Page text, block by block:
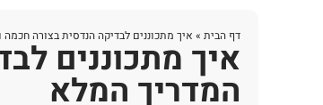
דף הבית » איך מתכוננים לבדיקה הנדסית בצורה
איך מתכוננים
המדריך המלא